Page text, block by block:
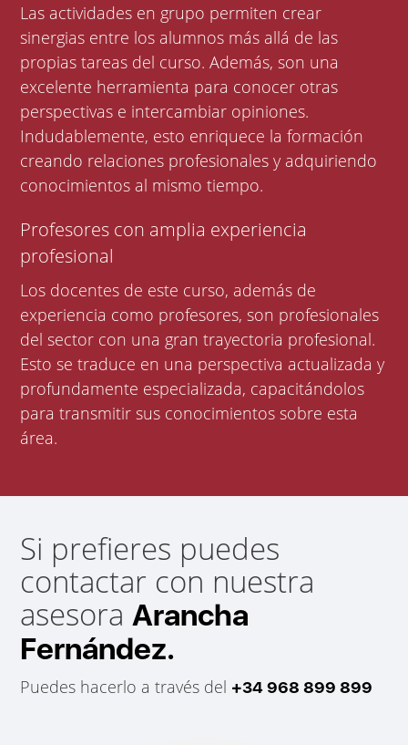
Las actividades en grupo permiten crear
sinergias entre los alumnos más allá de las
propias tareas del curso. Además, son una
excelente herramienta para conocer otras
perspectivas e intercambiar opiniones.
Indudablemente, esto enriquece la formación
creando relaciones profesionales y adquiriendo
conocimientos al mismo tiempo.
Profesores con amplia experiencia
profesional
Los docentes de este curso, además de
experiencia como profesores, son profesionales
del sector con una gran trayectoria profesional.
Esto se traduce en una perspectiva actualizada y
profundamente especializada, capacitándolos
para transmitir sus conocimientos sobre esta
área.
Si prefieres puedes
contactar con nuestra
asesoraArancha
Fernández.
Puedes hacerlo a través del +34 968 899 899